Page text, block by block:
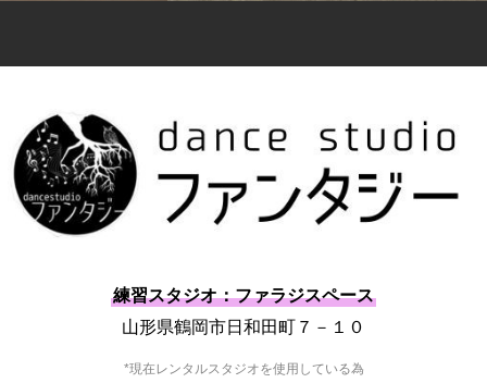
練習スタジオ：ファラジスペース
山形県鶴岡市日和田町７－１０
*現在レンタルスタジオを使用している為